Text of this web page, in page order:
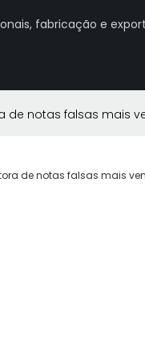
fabricação e
de notas falsas mais